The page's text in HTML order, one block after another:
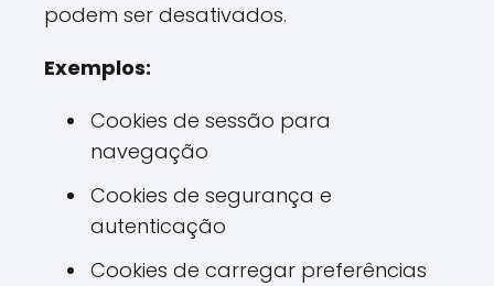
podem ser desativados.
Exemplos:
Cookies de sessão para
navegação
Cookies de segurança e
autenticação
Cookies de carregar preferências